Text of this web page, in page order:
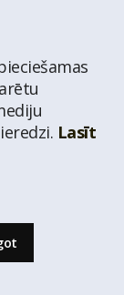
Lasīt